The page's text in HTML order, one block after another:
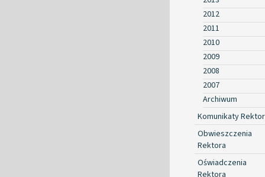
2012
2011
2010
2009
2008
2007
Archiwum
Komunikaty
Obwieszczenia
Rektora
Oświadczenia
Rektora